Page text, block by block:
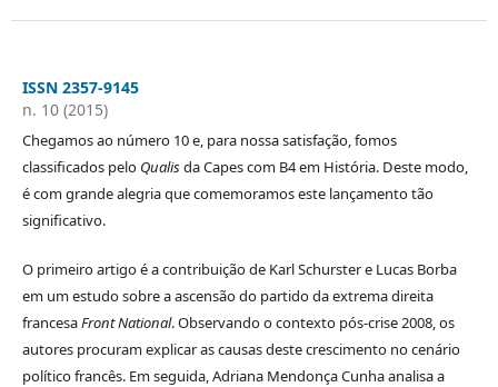
ISSN 2357-9145
n. 10 (2015)
Chegamos ao número 10 e, para nossa satisfação, fomos
classificados pelo Qualisda Capes com B4 em História. Deste modo,
é com grande alegria que comemoramos este lançamento tão
significativo.
O primeiro artigo é a contribuição de Karl Schurster e Lucas Borba
em um estudo sobre a ascensão do partido da extrema direita
francesaFront National. Observando o contexto pós-crise 2008, os
autores procuram explicar as causas deste crescimento no cenário
político francês. Em seguida, Adriana Mendonça Cunha analisa a